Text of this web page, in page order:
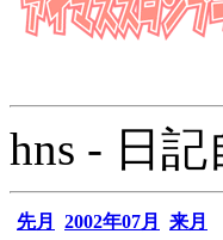
hns - 日
先月 2002年07月
来月